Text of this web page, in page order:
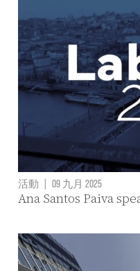
活動 | 09 九月 2025
Ana Santos Paiva